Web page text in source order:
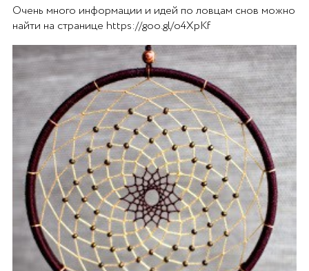
Очень много информации и идей по ловцам снов можно
найти на странице https://goo.gl/o4XpKf